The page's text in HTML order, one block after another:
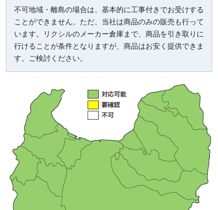
不可地域・離島の場合は、基本的に工事付きでお受けする
ことができません。ただ、当社は商品のみの販売も行って
います。リクシルのメーカー倉庫まで、商品を引き取りに
行けることが条件となりますが、商品はお安く提供できま
す。ご検討ください。